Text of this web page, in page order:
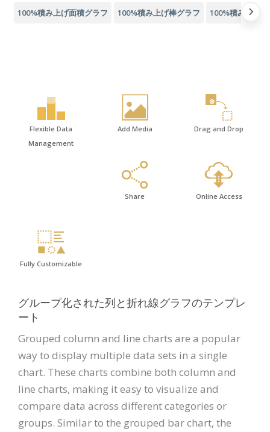
100%積み上げ面積グラフ 100%積み上げ棒グラフ 100%積み上げ
Flexible Data
Management
Add Media Drag and Drop
Share Online Access
Fully Customizable
グループ化された列と折れ線グラフのテンプレ
ート
Grouped column and line charts are a popular
way to display multiple data sets in a single
chart. These charts combine both column and
line charts, making it easy to visualize and
compare data across different categories or
groups. Similar to the grouped bar chart, the